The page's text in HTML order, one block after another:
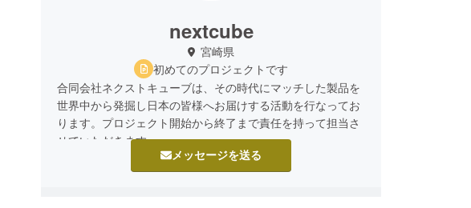
nextcube
宮崎県
初めてのプロジェクトです
合同会社ネクストキューブは、その時代にマッチした製品を
世界中から発掘し日本の皆様へお届けする活動を行なってお
ります。プロジェクト開始から終了まで責任を持って担当さ
せていただきます。
メッセージを送る